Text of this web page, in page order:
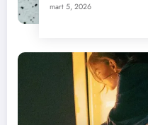
mart 5, 2026